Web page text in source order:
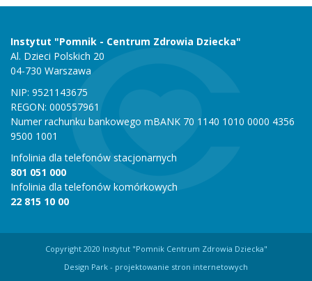
Instytut "Pomnik - Centrum Zdrowia Dziecka"
Al. Dzieci Polskich 20
04-730 Warszawa
NIP: 9521143675
REGON: 000557961
Numer rachunku bankowego mBANK 70 1140 1010 0000 4356
9500 1001
Infolinia dla telefonów stacjonarnych
801 051 000
Infolinia dla telefonów komórkowych
22 815 10 00
Copyright 2020 Instytut "Pomnik Centrum Zdrowia Dziecka"
Design Park - projektowanie stron internetowych